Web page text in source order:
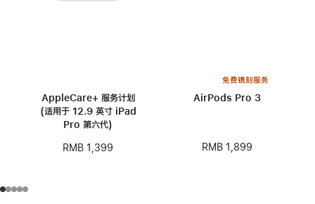
AppleCare+ 服务计划
(适用于 12.9 英寸 iPad
Pro 第六代)
RMB 1,399
免费镌刻服务
AirPods Pro 3
RMB 1,899